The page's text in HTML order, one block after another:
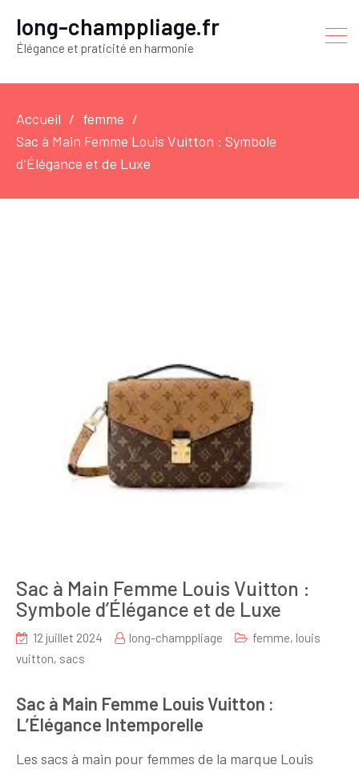
long-champpliage.fr
Élégance et praticité en harmonie
Accueil
femme
Sac à Main Femme Louis Vuitton : Symbole
d’Élégance et de Luxe
Sac à Main Femme Louis Vuitton :
Symbole d’Élégance et de Luxe
12 juillet 2024 long-champpliage femme, louis
vuitton, sacs
Sac à Main Femme Louis Vuitton :
L’Élégance Intemporelle
Les sacs à main pour femmes de la marque Louis